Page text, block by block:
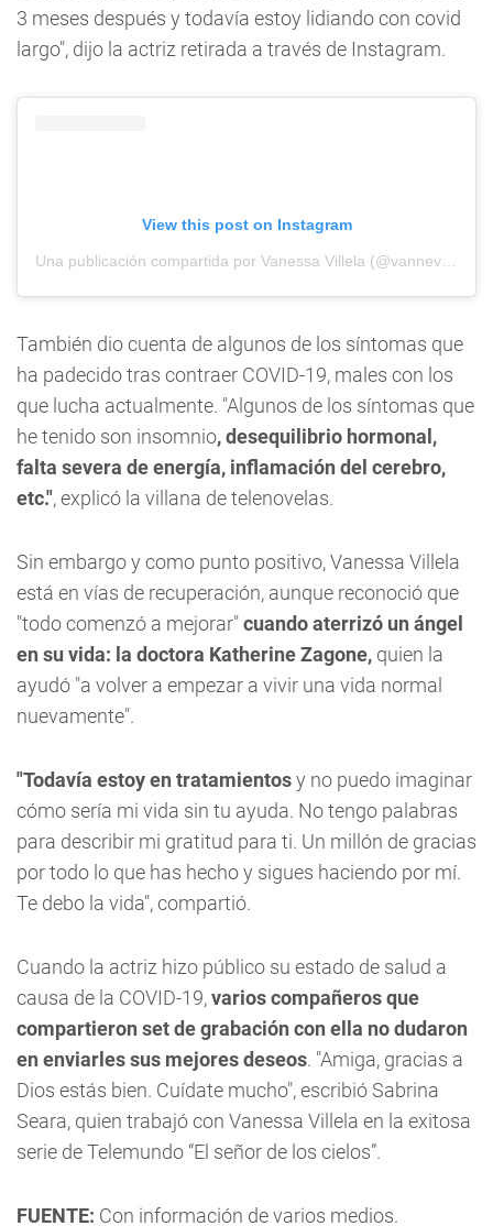
3 meses después y todavía estoy lidiando con covid
largo", dijo la actriz retirada a través de Instagram.
View this post on Instagram
También dio cuenta de algunos de los síntomas que
ha padecido tras contraer COVID-19, males con los
que lucha actualmente. "Algunos de los síntomas que
he tenido son insomnio, desequilibrio hormonal,
falta severa de energía, inflamación del cerebro,
etc.", explicó la villana de telenovelas.
Sin embargo y como punto positivo, Vanessa Villela
está en vías de recuperación, aunque reconoció que
"todo comenzó a mejorar"cuando aterrizó un ángel
en su vida: la doctora Katherine Zagone, quien la
ayudó "a volver a empezar a vivir una vida normal
nuevamente".
"Todavía estoy en tratamientosy no puedo imaginar
cómo sería mi vida sin tu ayuda. No tengo palabras
para describir mi gratitud para ti. Un millón de gracias
por todo lo que has hecho y sigues haciendo por mí.
Te debo la vida", compartió.
Cuando la actriz hizo público su estado de salud a
causa de la COVID-19,varios compañeros que
compartieron set de grabación con ella no dudaron
en enviarles sus mejores deseos. "Amiga, gracias a
Dios estás bien. Cuídate mucho", escribió Sabrina
Seara, quien trabajó con Vanessa Villela en la exitosa
serie de Telemundo “El señor de los cielos”.
FUENTE: Con información de varios medios.